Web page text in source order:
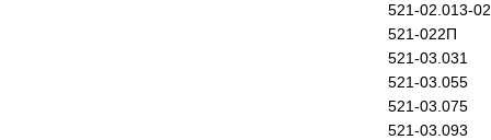
521-02.013-02
521-022П
521-03.031
521-03.055
521-03.075
521-03.093